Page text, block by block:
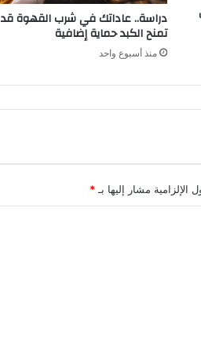
دراسة.. عاداتك في شرب القهوة قد
تمنح الكبد حماية إضافية
منذ أسبوع واحد
الإلزامية مشار إليها بـ *